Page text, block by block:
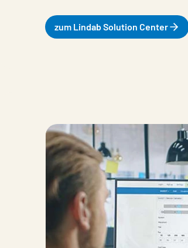
zum Lindab Solution Center